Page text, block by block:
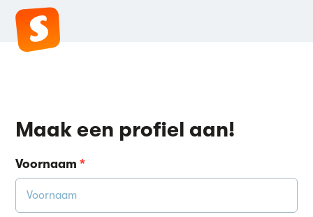
Maak een profiel aan!
Voornaam*